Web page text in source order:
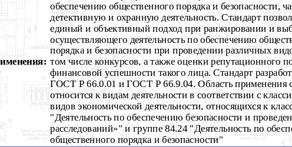
обеспечению общественного порядка и безопасности,
детективную и охранную деятельность. Стандарт
единый и объективный подход при ранжировании и
осуществляющего деятельность по обеспечению
порядка и безопасности при проведении различных
том числе конкурсов, а также оценки репутационного
финансовой успешности такого лица. Стандарт
ГОСТ Р 66.0.01 и ГОСТ Р 66.9.04. Область применения
относится к видам деятельности в соответствии с
видов экономической деятельности, относящихся к
"Деятельность по обеспечению безопасности и
расследований»" и группе 84.24 "Деятельность по
общественного порядка и безопасности"